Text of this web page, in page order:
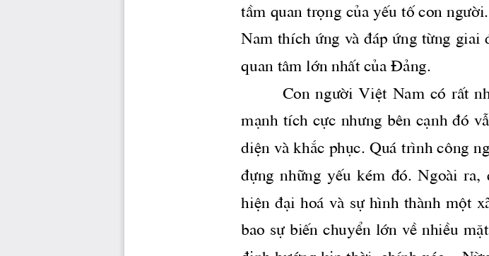
tÇm quan träng cña yÕu tè con ng­êi.
Nam thÝch øng vμ ® ̧p øng tõng
quan t©m lín nhÊt cña §¶ng.
  Con
ng­êi
ViÖt  Nam  cã  rÊt
m¹nh tÝch cùc nh­ng bªn c¹nh ®ã
diÖn vμ kh¾c phôc. Qu ̧ tr×nh c«ng
®ùng  nh÷ng  yÕu  kÐm  ®ã.  Ngoμi
hiÖn ®¹i ho ̧ vμ sù h×nh thμnh mét
bao sù biÕn chuyÓn lín vÒ nhiÒu